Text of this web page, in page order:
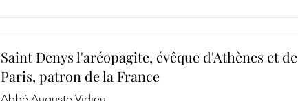
Saint Denys l'aréopagite, évêque d'Athènes et de
Paris, patron de la France